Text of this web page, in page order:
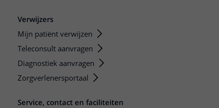
Verwijzers
Mijn patiënt verwijzen
Teleconsult aanvragen
Diagnostiek aanvragen
Zorgverlenersportaal
Service, contact en faciliteiten